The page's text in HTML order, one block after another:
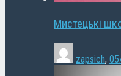
Мистецькі
zapsich,